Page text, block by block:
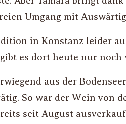
Umgang mit
in Konstanz leider
es dort heute nur noch
aus der
So war der Wein von
seit August